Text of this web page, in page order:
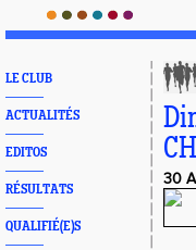
LE CLUB
ACTUALITÉS
EDITOS
RÉSULTATS
QUALIFIÉ(E)S
30